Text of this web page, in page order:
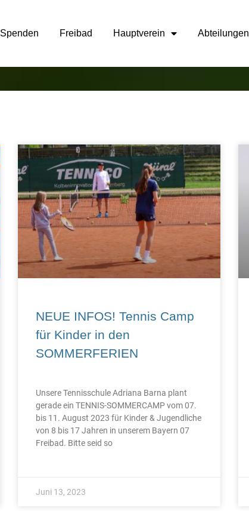
Spenden Freibad Hauptverein Abteilungen
NEUE INFOS! Tennis Camp
für Kinder in den
SOMMERFERIEN
Unsere Tennisschule Adriana Barna plant
gerade ein TENNIS-SOMMERCAMP vom 07.
bis 11. August 2023 für Kinder & Jugendliche
von 8 bis 17 Jahren in unserem Bayern 07
Freibad. Bitte seid so
Juni 13, 2023